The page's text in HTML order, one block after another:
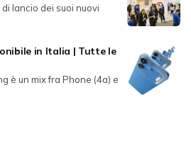
lancio dei suoi nuovi
in Italia | Tutte le
è un mix fra Phone (4a) e